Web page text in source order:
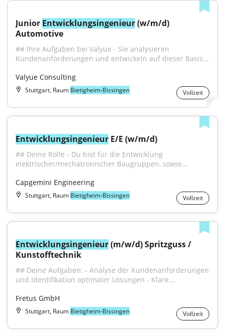
Junior Entwicklungsingenieur (w/m/d)
Automotive
## Ihre Aufgaben bei Valyue - Sie analysieren
Kundenanforderungen und entwickeln auf dieser Basis...
Valyue Consulting
Stuttgart, Raum Bietigheim-Bissingen Vollzeit
Entwicklungsingenieur E/E (w/m/d)
## Deine Rolle - Du bist für die Entwicklung
elektrischer/mechatronischer Baugruppen, sowie...
Capgemini Engineering
Stuttgart, Raum Bietigheim-Bissingen Vollzeit
Entwicklungsingenieur (m/w/d) Spritzguss /
Kunstofftechnik
## Deine Aufgaben: - Analyse der Kundenanforderungen
und Identifikation optimaler Lösungen - Klare...
Fretus GmbH
Stuttgart, Raum Bietigheim-Bissingen Vollzeit